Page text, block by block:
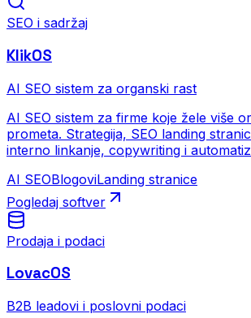
SEO i sadržaj
KlikOS
AI SEO sistem za organski rast
AI SEO sistem za firme koje žele više
prometa. Strategija, SEO landing
interno linkanje, copywriting i
AI SEOBlogoviLanding stranice
Pogledaj softver
Prodaja i podaci
LovacOS
B2B leadovi i poslovni podaci